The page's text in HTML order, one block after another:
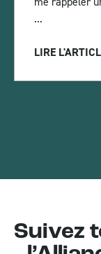
...
LIRE
Suivez